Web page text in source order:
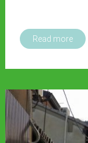
Read more